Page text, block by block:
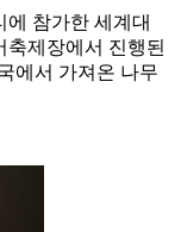
에 참가한 세계대
축제장에서 진행된
에서 가져온 나무